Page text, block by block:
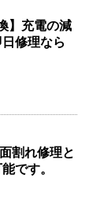
】充電の減
修理なら
割れ修理と
です。